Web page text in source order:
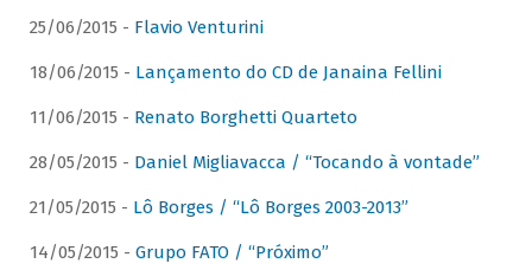
25/06/2015 - Flavio Venturini
18/06/2015 - Lançamento do CD de Janaina Fellini
11/06/2015 - Renato Borghetti Quarteto
28/05/2015 - Daniel Migliavacca / “Tocando à vontade”
21/05/2015 - Lô Borges / “Lô Borges 2003-2013”
14/05/2015 - Grupo FATO / “Próximo”